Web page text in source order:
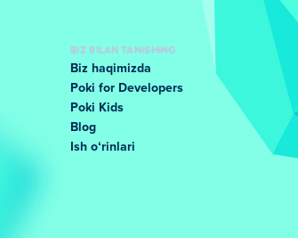
BIZ BILAN TANISHING
Biz haqimizda
Poki for Developers
Poki Kids
Blog
Ish oʻrinlari